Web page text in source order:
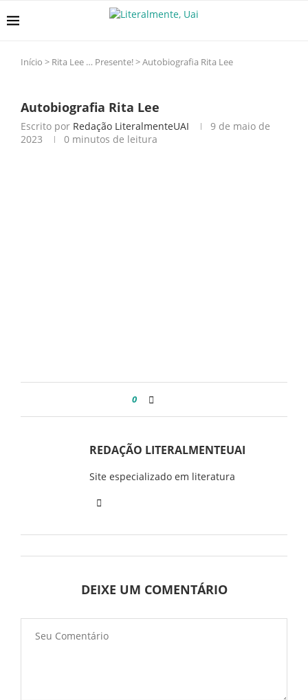
Início > Rita Lee … Presente!>Autobiografia Rita Lee
Autobiografia Rita Lee
Escrito por Redação LiteralmenteUAI
9 de maio de
2023
0 minutos de leitura
0
REDAÇÃO LITERALMENTEUAI
Site especializado em literatura
DEIXE UM COMENTÁRIO